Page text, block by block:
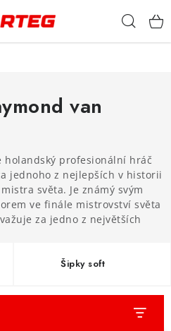
van
holandský profesionální hráč
jednoho z nejlepších v historii
světa. Je známý svým
ve finále mistrovství světa
za jedno z největších
Šipky soft